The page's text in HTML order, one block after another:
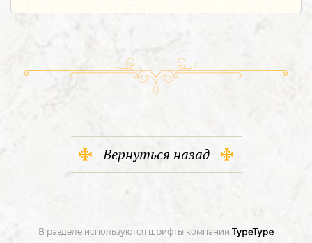
Вернуться назад
В разделе используются шрифты компании